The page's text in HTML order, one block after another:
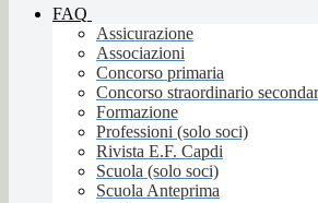
FAQ
Assicurazione
Associazioni
Concorso primaria
Concorso straordinario
Formazione
Professioni (solo soci)
Rivista E.F. Capdi
Scuola (solo soci)
Scuola Anteprima